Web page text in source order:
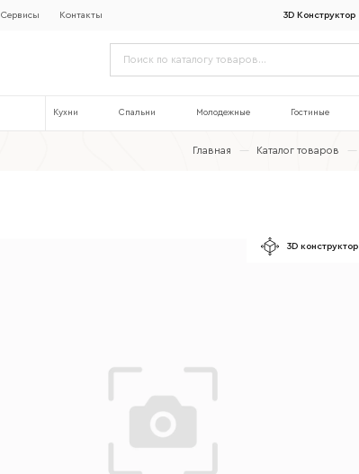
Сервисы Контакты 3D Конструктор
Кухни Спальни Молодежные Гостиные
Главная — Каталог товаров —
3D конструктор